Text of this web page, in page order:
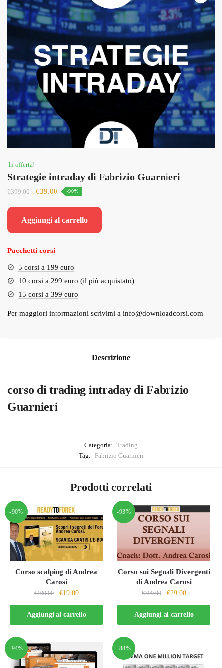
In offerta!
Strategie intraday di Fabrizio Guarnieri
€399.00
Il
era:
€39.00 Il
è:
-90%
Aggiungi al carrello
Pacchetti corsi
5 corsi a 199 euro
10 corsi a 299 euro (il più acquistato)
15 corsi a 399 euro
Per maggiori informazioni scrivimi a info@downloadcorsi.com
Descrizione
corso di trading intraday di Fabrizio
Guarnieri
Categoria: Trading
Tag: Fabrizio Guarnieri
Prodotti correlati
-90%
Corso scalping di Andrea
Carosi
€199.00
Il
prezzo
originale
era:
€19.00Il
prezzo
attuale
è:
Aggiungi al carrello
-93%
Corso sui Segnali Divergenti
di Andrea Carosi
€399.00
Il
prezzo
originale
era:
€29.00Il
prezzo
attuale
è:
Aggiungi al carrello
-94% -88%